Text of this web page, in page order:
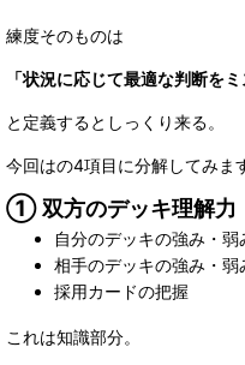
練度そのものは
「状況に応じて最適な判断を
と定義するとしっくり来る。
今回はの4項目に分解してみま
① 双方のデッキ理解力
自分のデッキの強み・弱
相手のデッキの強み・弱
採用カードの把握
これは知識部分。